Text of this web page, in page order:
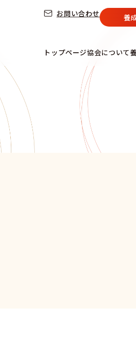
お問い合わせ 養
トップページ協会について